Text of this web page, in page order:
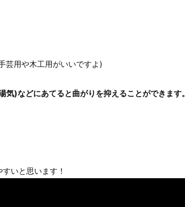
芸用や木工用がいいですよ)
)などにあてると曲がりを抑えることができます。
いと思います！